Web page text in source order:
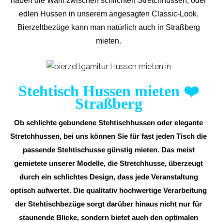
edlen Hussen in unserem angesagten Classic-Look.
Bierzeltbezüge kann man natürlich auch in Straßberg
mieten.
Stehtisch Hussen mieten ❤️
Straßberg
Ob schlichte gebundene Stehtischhussen oder elegante
Stretchhussen, bei uns können Sie für fast jeden Tisch die
passende Stehtischusse günstig mieten. Das meist
gemietete unserer Modelle, die Stretchhusse, überzeugt
durch ein schlichtes Design, dass jede Veranstaltung
optisch aufwertet. Die qualitativ hochwertige Verarbeitung
der Stehtischbezüge sorgt darüber hinaus nicht nur für
staunende Blicke, sondern bietet auch den optimalen